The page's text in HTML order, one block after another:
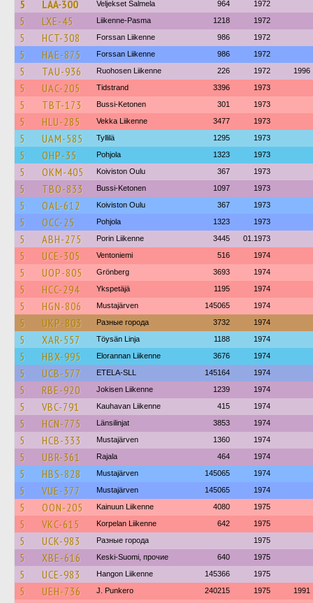
5 LAA-300 Veljekset Salmela 964 1972
5 LXE-45 Liikenne-Pasma 1218 1972
5 HCT-308 Forssan Liikenne 986 1972
5 HAE-875 Forssan Liikenne 986 1972
5 TAU-936 Ruohosen Liikenne 226 1972 1996
5 UAC-205 Tidstrand 3396 1973
5 TBT-173 Bussi-Ketonen 301 1973
5 HLU-285 Vekka Liikenne 3477 1973
5 UAM-585 Tyllilä 1295 1973
5 OHP-35 Pohjola 1323 1973
5 OKM-405 Koiviston Oulu 367 1973
5 TBO-833 Bussi-Ketonen 1097 1973
5 OAL-612 Koiviston Oulu 367 1973
5 OCC-25 Pohjola 1323 1973
5 ABH-275 Porin Liikenne 3445 01.1973
5 UCE-305 Ventoniemi 516 1974
5 UOP-805 Grönberg 3693 1974
5 HCC-294 Ykspetäjä 1195 1974
5 HGN-806 Mustajärven 145065 1974
5 UKP-803 Разные города 3732 1974
5 XAR-557 Töysän Linja 1188 1974
5 HBX-995 Elorannan Liikenne 3676 1974
5 UCB-577 ETELA-SLL 145164 1974
5 RBE-920 Jokisen Liikenne 1239 1974
5 VBC-791 Kauhavan Liikenne 415 1974
5 HCN-775 Länsilinjat 3853 1974
5 HCB-333 Mustajärven 1360 1974
5 UBR-361 Rajala 464 1974
5 HBS-828 Mustajärven 145065 1974
5 VUE-377 Mustajärven 145065 1974
5 OON-205 Kainuun Liikenne 4080 1975
5 VKC-615 Korpelan Liikenne 642 1975
5 UCK-983 Разные города 1975
5 XBE-616 Keski-Suomi, прочие 640 1975
5 UCE-983 Hangon Liikenne 145366 1975
5 UEH-736 J. Punkero 240215 1975 1991